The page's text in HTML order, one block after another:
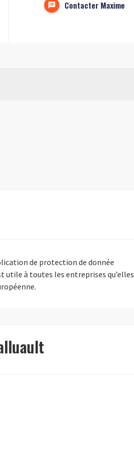
Contacter Maxime
de protection de donnée
utile à toutes les entreprises qu’elles